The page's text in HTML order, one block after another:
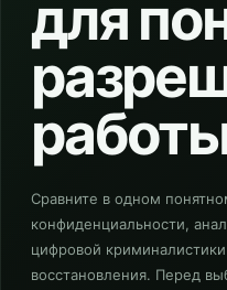
для
Сравните в одном
конфиденциальности,
цифровой
восстановления. Перед